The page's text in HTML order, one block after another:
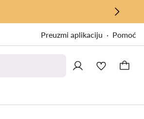
Preuzmi aplikaciju Pomoć